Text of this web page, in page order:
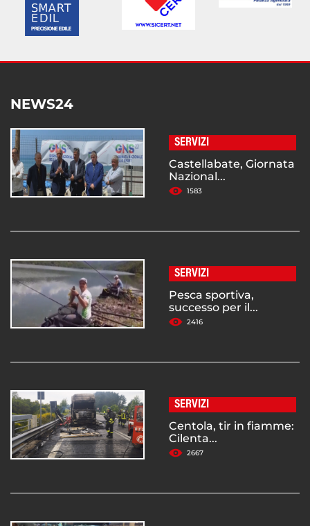
NEWS24
SERVIZI
Castellabate, Giornata
Nazional...
1583
SERVIZI
Pesca sportiva,
successo per il...
2416
SERVIZI
Centola, tir in fiamme:
Cilenta...
2667